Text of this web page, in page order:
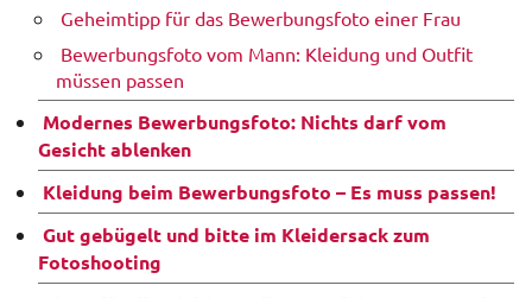
Geheimtipp für das Bewerbungsfoto einer Frau
Bewerbungsfoto vom Mann: Kleidung und Outfit
müssen passen
Modernes Bewerbungsfoto: Nichts darf vom
Gesicht ablenken
Kleidung beim Bewerbungsfoto – Es muss passen!
Gut gebügelt und bitte im Kleidersack zum
Fotoshooting